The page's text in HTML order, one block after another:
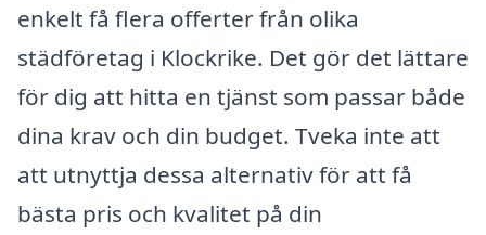
enkelt få flera offerter från olika
städföretag i Klockrike. Det gör det lättare
för dig att hitta en tjänst som passar både
dina krav och din budget. Tveka inte att
att utnyttja dessa alternativ för att få
bästa pris och kvalitet på din